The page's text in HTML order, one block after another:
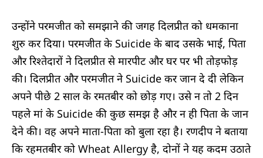
उन्होंने परमजीत को समझाने की जगह दिलप्रीत को धमकाना
शुरु कर दिया। परमजीत के Suicide के बाद उसके भाई, पिता
और रिश्तेदारों ने दिलप्रीत से मारपीट और घर पर भी तोड़फोड़
की। दिलप्रीत और परमजीत ने Suicide कर जान दे दी लेकिन
अपने पीछे 2 साल के रमतबीर को छोड़ गए। उसे न तो 2 दिन
पहले मां के Suicide की कुछ समझ है और न ही पिता के जान
देने की। वह अपने माता-पिता को बुला रहा है। रणदीप ने बताया
कि रहमतबीर को Wheat Allergy है, दोनों ने यह कदम उठाते